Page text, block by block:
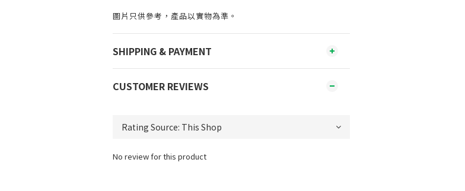
圖片只供參考，產品以實物為準。
SHIPPING & PAYMENT
CUSTOMER REVIEWS
No review for this product